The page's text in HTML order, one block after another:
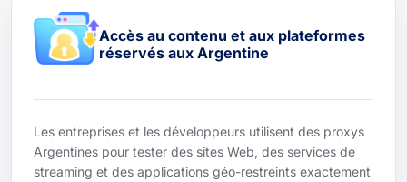
Accès au contenu et aux plateformes
réservés aux Argentine
Les entreprises et les développeurs utilisent des proxys
Argentines pour tester des sites Web, des services de
streaming et des applications géo-restreints exactement